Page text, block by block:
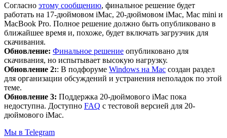
Согласно этому сообщению, финальное решение будет
работать на 17-дюймовом iMac, 20-дюймовом iMac, Mac mini и
MacBook Pro. Полное решение должно быть опубликовано в
ближайшее время и, похоже, будет включать загрузчик для
скачивания.
Обновление: Финальное решение опубликовано для
скачивания, но испытывает высокую нагрузку.
Обновление 2:: В подфоруме Windows на Mac создан раздел
для организации обсуждений и устранения неполадок по этой
теме.
Обновление 3: Поддержка 20-дюймового iMac пока
недоступна. Доступно FAQ с тестовой версией для 20-
дюймового iMac.
Мы в Telegram